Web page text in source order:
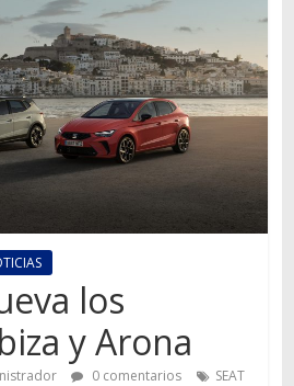
los
y Arona
0 comentarios
SEAT